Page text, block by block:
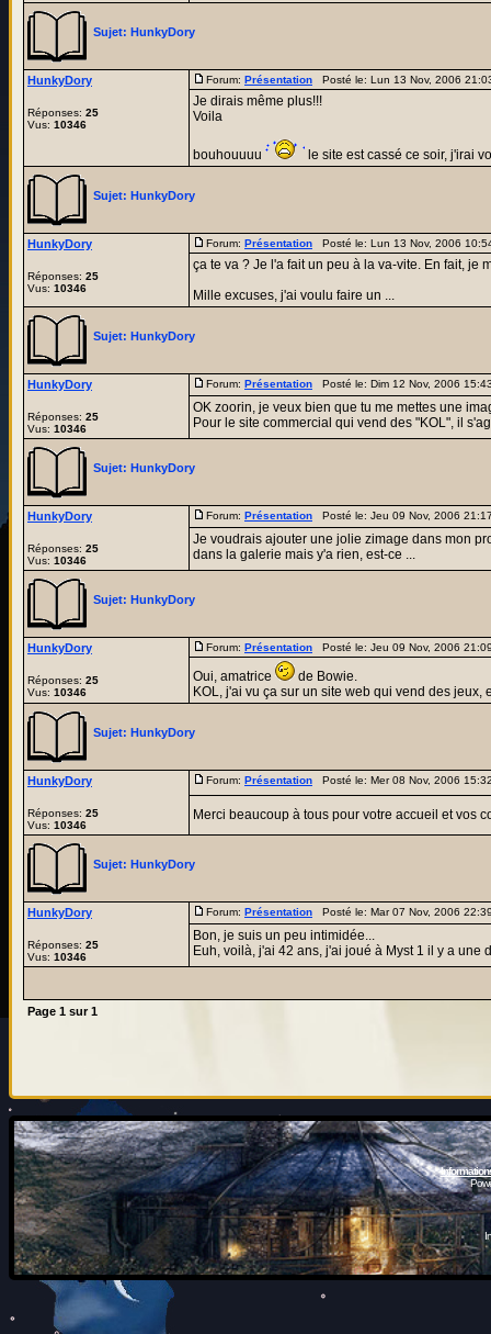
Sujet: HunkyDory
HunkyDory
Réponses: 25
Vus: 10346
Forum: Présentation Posté le: Lun 13 Nov, 2006
Je dirais même plus!!!
Voila
bouhouuuu le site est cassé ce soir, j'irai
Sujet: HunkyDory
HunkyDory
Réponses: 25
Vus: 10346
Forum: Présentation Posté le: Lun 13 Nov, 2006
ça te va ? Je l'a fait un peu à la va-vite. En fait, je
Mille excuses, j'ai voulu faire un ...
Sujet: HunkyDory
HunkyDory
Réponses: 25
Vus: 10346
Forum: Présentation Posté le: Dim 12 Nov, 2006
OK zoorin, je veux bien que tu me mettes une
Pour le site commercial qui vend des "KOL", il
Sujet: HunkyDory
HunkyDory
Réponses: 25
Vus: 10346
Forum: Présentation Posté le: Jeu 09 Nov, 2006
Je voudrais ajouter une jolie zimage dans mon
dans la galerie mais y'a rien, est-ce ...
Sujet: HunkyDory
HunkyDory
Réponses: 25
Vus: 10346
Forum: Présentation Posté le: Jeu 09 Nov, 2006
Oui, amatrice
de Bowie.
KOL, j'ai vu ça sur un site web qui vend des
Sujet: HunkyDory
HunkyDory
Réponses: 25
Vus: 10346
Forum: Présentation Posté le: Mer 08 Nov, 2006
Merci beaucoup à tous pour votre accueil et vos
Sujet: HunkyDory
HunkyDory
Réponses: 25
Vus: 10346
Forum: Présentation Posté le: Mar 07 Nov, 2006
Bon, je suis un peu intimidée...
Euh, voilà, j'ai 42 ans, j'ai joué à Myst 1 il y a
Page 1 sur1